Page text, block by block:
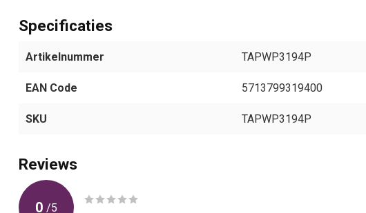
Specificaties
Artikelnummer TAPWP3194P
EAN Code 5713799319400
SKU TAPWP3194P
Reviews
0 /5